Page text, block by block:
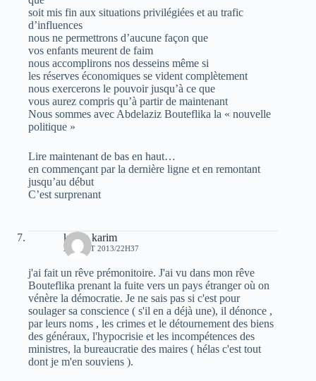
soit mis fin aux situations privilégiées et au trafic
d’influences
nous ne permettrons d’aucune façon que
vos enfants meurent de faim
nous accomplirons nos desseins même si
les réserves économiques se vident complètement
nous exercerons le pouvoir jusqu’à ce que
vous aurez compris qu’à partir de maintenant
Nous sommes avec Abdelaziz Bouteflika la « nouvelle
politique »
Lire maintenant de bas en haut…
en commençant par la dernière ligne et en remontant
jusqu’au début
C’est surprenant
karim karim
20 AOÛT 2013/22H37
j'ai fait un rêve prémonitoire. J'ai vu dans mon rêve
Bouteflika prenant la fuite vers un pays étranger où on
vénère la démocratie. Je ne sais pas si c'est pour
soulager sa conscience ( s'il en a déjà une), il dénonce ,
par leurs noms , les crimes et le détournement des biens
des généraux, l'hypocrisie et les incompétences des
ministres, la bureaucratie des maires ( hélas c'est tout
dont je m'en souviens ).